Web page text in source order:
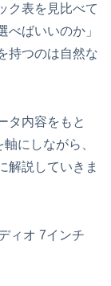
ク表を見比べて
べばいいのか」
持つのは自然な
タ内容をもと
にしながら、
解説していきま
ィオ 7インチ